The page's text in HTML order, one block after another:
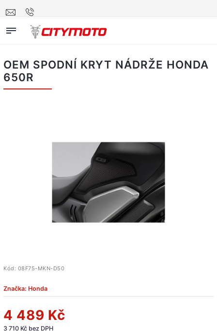
OEM SPODNÍ KRYT NÁDRŽE HONDA
650R
Kód: 08F75-MKN-D50
Značka: Honda
4 489 Kč
3 710 Kč bez DPH